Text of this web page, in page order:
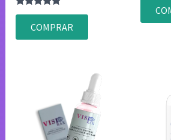
Valorado
4.80
de 5
COMPRAR
4.75
de 5